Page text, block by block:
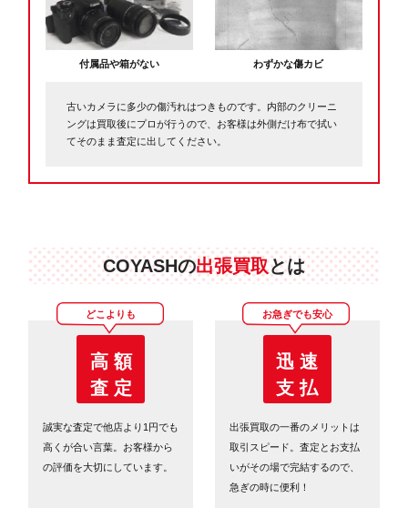
付属品や箱がない わずかな傷カビ
古いカメラに多少の傷汚れはつきものです。内部のクリーニ
ングは買取後にプロが行うので、お客様は外側だけ布で拭い
てそのまま査定に出してください。
COYASHの出張買取とは
どこよりも
高 額
査 定
誠実な査定で他店より1円でも
高くが合い言葉。お客様から
の評価を大切にしています。
お急ぎでも安心
迅 速
支 払
出張買取の一番のメリットは
取引スピード。査定とお支払
いがその場で完結するので、
急ぎの時に便利！